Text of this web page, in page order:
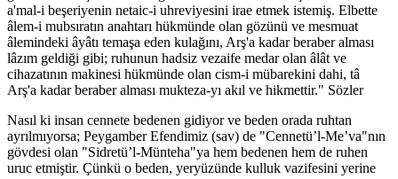
a'mal-i beşeriyenin netaic-i uhreviyesini irae etmek istemiş. Elbette
âlem-i mubsıratın anahtarı hükmünde olan gözünü ve mesmuat
âlemindeki âyâtı temaşa eden kulağını, Arş'a kadar beraber alması
lâzım geldiği gibi; ruhunun hadsiz vezaife medar olan âlât ve
cihazatının makinesi hükmünde olan cism-i mübarekini dahi, tâ
Arş'a kadar beraber alması mukteza-yı akıl ve hikmettir." Sözler
Nasıl ki insan cennete bedenen gidiyor ve beden orada ruhtan
ayrılmıyorsa; Peygamber Efendimiz (sav) de "Cennetü’l-Me’va"nın
gövdesi olan "Sidretü’l-Münteha"ya hem bedenen hem de ruhen
uruc etmiştir. Çünkü o beden, yeryüzünde kulluk vazifesini yerine